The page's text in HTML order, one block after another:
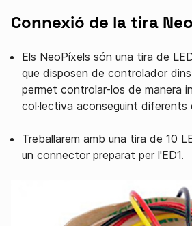
Connexió de la tira
Els NeoPíxels són una tira de
que disposen de controlador
permet controlar-los de manera
col·lectiva aconseguint diferents
Treballarem amb una tira de 10
un connector preparat per l'ED1.